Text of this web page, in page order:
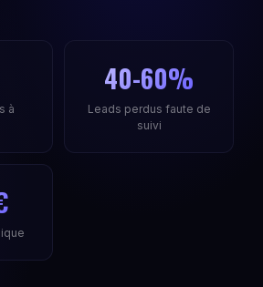
à
40-60%
Leads perdus faute de
suivi